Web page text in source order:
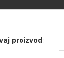
proizvod: